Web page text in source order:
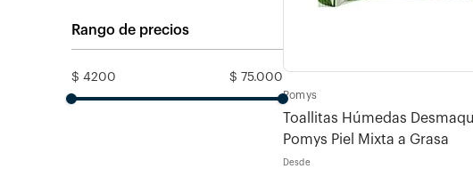
Rango de precios
$ 4200 $ 75.000
Pomys
Toallitas Húmedas
Pomys Piel Mixta a Grasa
Desde